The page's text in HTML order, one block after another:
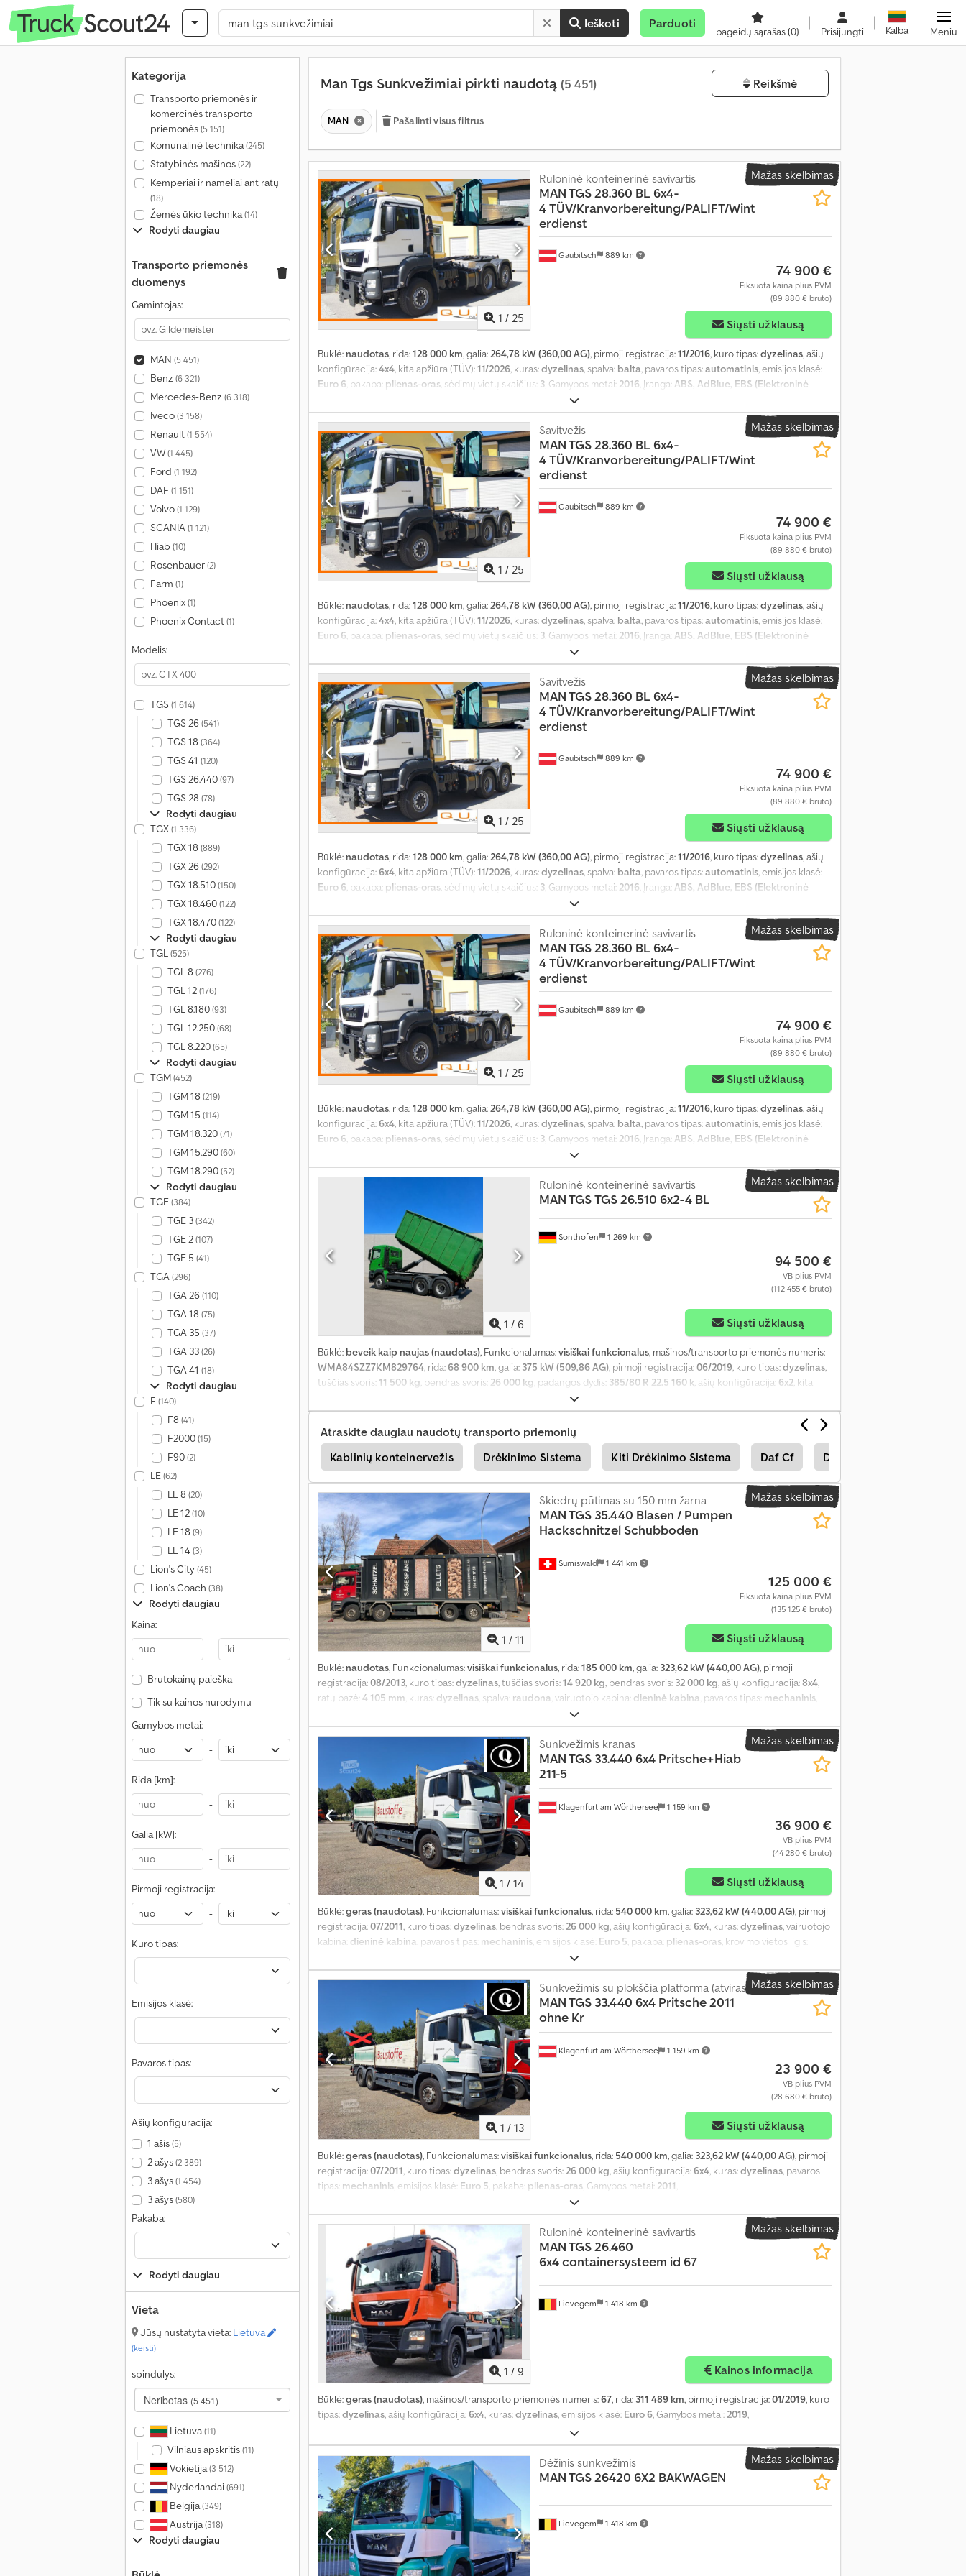
Ieškoti Parduoti
pageidų sąrašas(0) Prisijungti Kalba Meniu
Kategorija
Transporto priemonės ir
komercinės transporto
priemonės(5 151)
Komunalinė technika(245)
Statybinės mašinos(22)
Kemperiai ir nameliai ant ratų
(18)
Žemės ūkio technika(14)
Rodyti daugiau
Transporto priemonės
duomenys
Gamintojas:
MAN (5 451)
Benz (6 321)
Mercedes-Benz (6 318)
Iveco(3 158)
Renault(1 554)
VW(1 445)
Ford (1 192)
DAF (1 151)
Volvo(1 129)
SCANIA(1 121)
Hiab (10)
Rosenbauer(2)
Farm (1)
Phoenix(1)
Phoenix Contact(1)
Modelis:
TGS (1 614)
TGS 26(541)
TGS 18 (364)
TGS 41 (120)
TGS 26.440(97)
TGS 28 (78)
Rodyti daugiau
TGX(1 336)
TGX 18 (889)
TGX 26(292)
TGX 18.510(150)
TGX 18.460(122)
TGX 18.470(122)
Rodyti daugiau
TGL(525)
TGL 8 (276)
TGL 12(176)
TGL 8.180(93)
TGL 12.250(68)
TGL 8.220(65)
Rodyti daugiau
TGM(452)
TGM 18 (219)
TGM 15 (114)
TGM 18.320(71)
TGM 15.290(60)
TGM 18.290(52)
Rodyti daugiau
TGE(384)
TGE 3(342)
TGE 2(107)
TGE 5 (41)
TGA(296)
TGA 26(110)
TGA 18 (75)
TGA 35 (37)
TGA 33(26)
TGA 41 (18)
Rodyti daugiau
F (140)
F8 (41)
F2000(15)
F90(2)
LE(62)
LE 8 (20)
LE 12(10)
LE 18 (9)
LE 14(3)
Lion's City(45)
Lion's Coach (38)
Rodyti daugiau
Kaina:
-
Brutokainų paieška
Tik su kainos nurodymu
Gamybos metai:
-
Rida [km]:
-
Galia [kW]:
-
Pirmoji registracija:
-
Kuro tipas:
Emisijos klasė:
Pavaros tipas:
Ašių konfigūracija:
1 ašis(5)
2 ašys(2 389)
3 ašys(1 454)
3 ašys(580)
Pakaba:
Rodyti daugiau
Vieta
Jūsų nustatyta vieta: Lietuva
(keisti)
spindulys:
Neribotas (5 451)
Lietuva(11)
Vilniaus apskritis(11)
Vokietija(3 512)
Nyderlandai(691)
Belgija(349)
Austrija(318)
Rodyti daugiau
Man Tgs Sunkvežimiai pirkti naudotą (5 451) Reikšmė
MAN Pašalinti visus filtrus
Mažas skelbimas
1 / 25
Gaubitsch 889 km
Ruloninė konteinerinė savivartis
MAN TGS 28.360 BL 6x4-
4TÜV/Kranvorbereitung/PALIFT/Wint
erdienst
74 900 €
Fiksuota kaina plius PVM
(89 880 € bruto)
Siųsti užklausą
Būklė: naudotas, rida:128 000 km, galia: 264,78 kW (360,00 AG), pirmoji registracija:11/2016, kuro tipas:dyzelinas, ašių
konfigūracija:4x4 , kita apžiūra (TÜV):11/2026 , kuras:dyzelinas , spalva: balta , pavaros tipas:automatinis , emisijos klasė:
Euro 6 , pakaba: plienas-oras , sėdimų vietų skaičius: 3 , Gamybos metai: 2016 , Įranga: ABS, AdBlue, EBS (Elektroninė
stabdžių sistema), aklosios zonos pagalbininkas, centrinis užraktas, diferencialo užraktas, elektrinis langų
reguliavimas, elektriškai reguliuojamas veidrodis, kranas, kruizo kontrolė, oro kondicionavimas, papildomi žibintai,
priekabos jungtis, priešrūkiniai žibintai, suodžių filtras, sėdynės šildytuvas
Mažas skelbimas
1 / 25
Gaubitsch 889 km
Savitvežis
MAN TGS 28.360 BL 6x4-
4TÜV/Kranvorbereitung/PALIFT/Wint
erdienst
74 900 €
Fiksuota kaina plius PVM
(89 880 € bruto)
Siųsti užklausą
Būklė: naudotas, rida:128 000 km, galia:264,78 kW (360,00 AG), pirmoji registracija:11/2016, kuro tipas:dyzelinas, ašių
konfigūracija:4x4, kita apžiūra (TÜV):11/2026, kuras:dyzelinas, spalva: balta, pavaros tipas:automatinis, emisijos klasė:
Euro 6, pakaba: plienas-oras, sėdimų vietų skaičius: 3, Gamybos metai: 2016, Įranga: ABS, AdBlue, EBS (Elektroninė
stabdžių sistema), aklosios zonos pagalbininkas, centrinis užraktas, diferencialo užraktas, elektrinis langų
reguliavimas, elektriškai reguliuojamas veidrodis, kranas, kruizo kontrolė, oro kondicionavimas, papildomi žibintai,
priekabos jungtis, priešrūkiniai žibintai, suodžių filtras, sėdynės šildytuvas
Mažas skelbimas
1 / 25
Gaubitsch 889 km
Savitvežis
MAN TGS 28.360 BL 6x4-
4TÜV/Kranvorbereitung/PALIFT/Wint
erdienst
74 900 €
Fiksuota kaina plius PVM
(89 880 € bruto)
Siųsti užklausą
Būklė: naudotas, rida:128 000 km, galia:264,78 kW (360,00 AG), pirmoji registracija:11/2016, kuro tipas:dyzelinas, ašių
konfigūracija:6x4, kita apžiūra (TÜV):11/2026, kuras:dyzelinas, spalva: balta, pavaros tipas:automatinis, emisijos klasė:
Euro 6, pakaba: plienas-oras, sėdimų vietų skaičius: 3, Gamybos metai: 2016, Įranga: ABS, AdBlue, EBS (Elektroninė
stabdžių sistema), aklosios zonos pagalbininkas, centrinis užraktas, diferencialo užraktas, elektrinis langų
reguliavimas, elektriškai reguliuojamas veidrodis, kranas, kruizo kontrolė, oro kondicionavimas, papildomi žibintai,
priekabos jungtis, priešrūkiniai žibintai, suodžių filtras, sėdynės šildytuvas, Mažas skelbimas
1 / 25
Gaubitsch 889 km
Ruloninė konteinerinė savivartis
MAN TGS 28.360 BL 6x4-
4TÜV/Kranvorbereitung/PALIFT/Wint
erdienst
74 900 €
Fiksuota kaina plius PVM
(89 880 € bruto)
Siųsti užklausą
Būklė: naudotas, rida:128 000 km, galia:264,78 kW (360,00 AG), pirmoji registracija:11/2016, kuro tipas:dyzelinas, ašių
konfigūracija:6x4, kita apžiūra (TÜV):11/2026, kuras:dyzelinas, spalva: balta, pavaros tipas:automatinis, emisijos klasė:
Euro 6, pakaba: plienas-oras, sėdimų vietų skaičius: 3, Gamybos metai: 2016, Įranga: ABS, AdBlue, EBS (Elektroninė
stabdžių sistema), aklosios zonos pagalbininkas, centrinis užraktas, diferencialo užraktas, elektrinis langų
reguliavimas, elektriškai reguliuojamas veidrodis, kranas, kruizo kontrolė, oro kondicionavimas, papildomi žibintai,
priekabos jungtis, priešrūkiniai žibintai, suodžių filtras, sėdynės šildytuvas, Mažas skelbimas
1 / 6
Sonthofen 1 269 km
Ruloninė konteinerinė savivartis
MAN TGSTGS 26.510 6x2-4 BL
94 500 €
VB plius PVM
(112 455 € bruto)
Siųsti užklausą
Būklė: beveik kaip naujas (naudotas), Funkcionalumas:visiškai funkcionalus, mašinos/transporto priemonės numeris:
WMA84SZZ7KM829764, rida:68 900 km, galia: 375 kW (509,86 AG), pirmoji registracija:06/2019, kuro tipas:dyzelinas,
tuščias svoris:11 500 kg, bendras svoris: 26 000 kg, padangos dydis: 385/80 R 22.5 160 k, ašių konfigūracija: 6x2, kita
variklio stabdymas
pavaros tipas:automatinis, sėdimų vietų skaičius:2, bendras ilgis:9 000 mm, bendras plotis:2 550 mm, bendras aukštis:
3 300 mm, Gamybos metai:2019, Įranga:USB jungtis, autonominis šildytuvas, centrinis užraktas, elektrinis langų
reguliavimas, oro kondicionavimas, papildomi žibintai, priekabos jungtis, vairo stiprintuvas,
Atraskite daugiau naudotų transporto priemonių
Kablinių konteinervežis
Drėkinimo Sistema Kiti Drėkinimo Sistema Daf Cf Daf Cf Komunalinės
Giotti Victoria Savivartis
Mažas skelbimas
1 / 11
Sumiswald 1 441 km
Skiedrų pūtimas su 150 mm žarna
MAN TGS 35.440 Blasen / Pumpen
Hackschnitzel Schubboden
125 000 €
Fiksuota kaina plius PVM
(135 125 € bruto)
Siųsti užklausą
Būklė: naudotas, Funkcionalumas:visiškai funkcionalus, rida:185 000 km, galia: 323,62 kW (440,00 AG), pirmoji
registracija:08/2013, kuro tipas:dyzelinas, tuščias svoris:14 920 kg, bendras svoris: 32 000 kg, ašių konfigūracija:8x4,
ratų bazė:4 105 mm, kuras: dyzelinas, spalva: raudona, vairuotojo kabina: dieninė kabina, pavaros tipas: mechaninis,
Mažas skelbimas
1 / 14
Klagenfurt am Wörthersee 1 159 km
Sunkvežimis kranas
MAN TGS 33.440 6x4 Pritsche+Hiab
211-5
36 900 €
VB plius PVM
(44 280 € bruto)
Siųsti užklausą
Būklė:geras (naudotas), Funkcionalumas:visiškai funkcionalus, rida: 540 000 km, galia: 323,62 kW (440,00 AG), pirmoji
registracija:07/2011, kuro tipas:dyzelinas, bendras svoris:26 000 kg, ašių konfigūracija:6x4, kuras:dyzelinas, vairuotojo
kabina: dieninė kabina, pavaros tipas: mechaninis, emisijos klasė: Euro 5, pakaba: plienas-oras, krovimo vietos ilgis:
ABS, diferencialo užraktas, hidraulika, kranas, kruizo kontrolė
Mažas skelbimas
1 / 13
Klagenfurt am Wörthersee 1 159 km
Sunkvežimis su plokščia platforma (atviras)
MAN TGS 33.440 6x4 Pritsche 2011
ohne Kr
23 900 €
VB plius PVM
(28 680 € bruto)
Siųsti užklausą
Būklė:geras (naudotas), Funkcionalumas:visiškai funkcionalus, rida: 540 000 km, galia: 323,62 kW (440,00 AG), pirmoji
registracija:07/2011 , kuro tipas:dyzelinas , bendras svoris: 26 000 kg , ašių konfigūracija:6x4 , kuras:dyzelinas , pavaros
tipas: mechaninis , emisijos klasė: Euro 5 , pakaba: plienas-oras , Gamybos metai: 2011
Mažas skelbimas
1 / 9
Lievegem 1 418 km
Ruloninė konteinerinė savivartis
MAN TGS 26.460
6x4containersysteem id 67
Kainos informacija
Būklė:geras (naudotas), mašinos/transporto priemonės numeris:67, rida: 311 489 km, pirmoji registracija:01/2019, kuro
tipas:dyzelinas, ašių konfigūracija:6x4, kuras:dyzelinas, emisijos klasė: Euro 6, Gamybos metai:2019,
Mažas skelbimas
Lievegem 1 418 km
Dėžinis sunkvežimis
MAN TGS 26420 6X2 BAKWAGEN